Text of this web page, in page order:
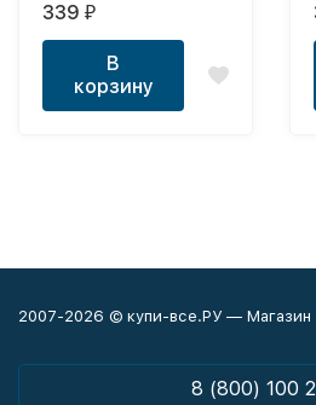
339 ₽
В
корзину
2007-2026 © купи-все.РУ — Магазин
8 (800) 100